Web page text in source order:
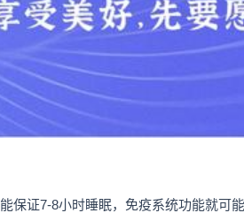
保证7-8小时睡眠，免疫系统功能就可能